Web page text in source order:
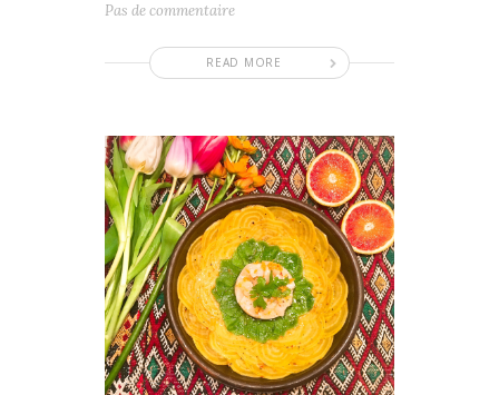
READ MORE
Pas de commentaire